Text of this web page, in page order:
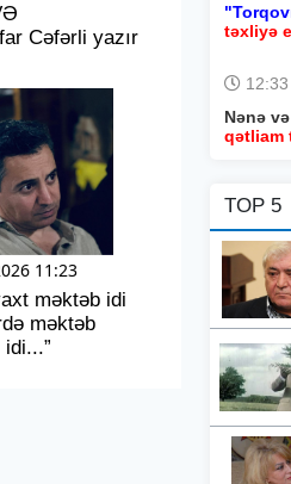
Cəfərli yazır
11:23
məktəb idi
məktəb
idi...”
təxliyə
12:33
Nənə
qətliam
TOP 5